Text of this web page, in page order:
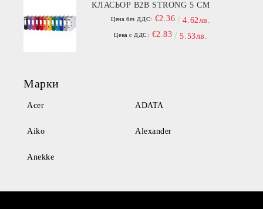
КЛАСЬОР B2B STRONG 5 СМ
Цена без ДДС: €2.36 4.62лв.
Цена с ДДС: €2.83 5.53лв.
Марки
Acer ADATA
Aiko Alexander
Anekke